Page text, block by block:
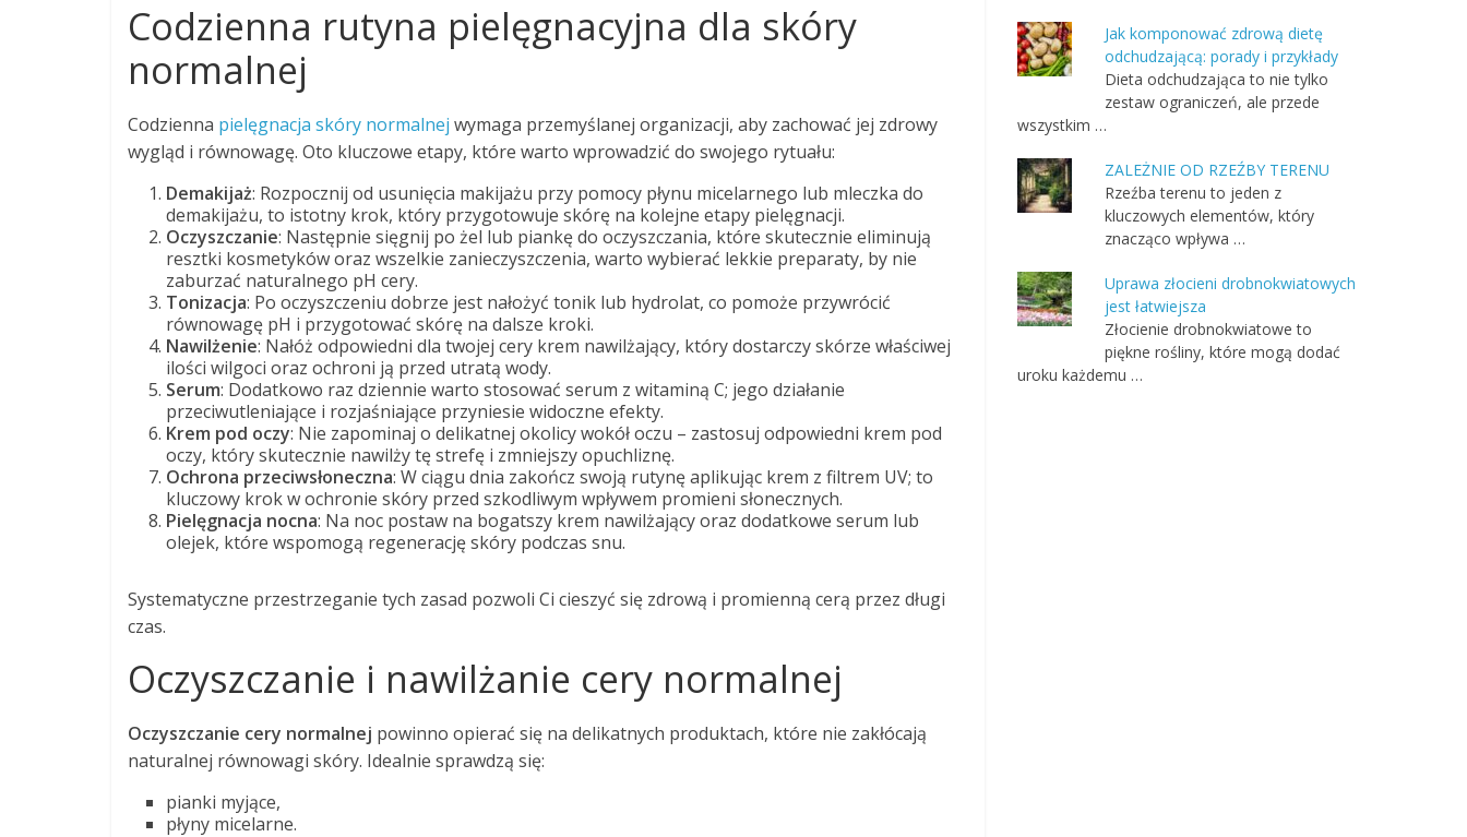
Codzienna rutyna pielęgnacyjna dla skóry
normalnej
Codzienna pielęgnacja skóry normalnej wymaga przemyślanej organizacji, aby zachować jej zdrowy
wygląd i równowagę. Oto kluczowe etapy, które warto wprowadzić do swojego rytuału:
Demakijaż: Rozpocznij od usunięcia makijażu przy pomocy płynu micelarnego lub mleczka do
demakijażu, to istotny krok, który przygotowuje skórę na kolejne etapy pielęgnacji.
Oczyszczanie: Następnie sięgnij po żel lub piankę do oczyszczania, które skutecznie eliminują
resztki kosmetyków oraz wszelkie zanieczyszczenia, warto wybierać lekkie preparaty, by nie
zaburzać naturalnego pH cery.
Tonizacja: Po oczyszczeniu dobrze jest nałożyć tonik lub hydrolat, co pomoże przywrócić
równowagę pH i przygotować skórę na dalsze kroki.
Nawilżenie: Nałóż odpowiedni dla twojej cery krem nawilżający, który dostarczy skórze właściwej
ilości wilgoci oraz ochroni ją przed utratą wody.
Serum: Dodatkowo raz dziennie warto stosować serum z witaminą C; jego działanie
przeciwutleniające i rozjaśniające przyniesie widoczne efekty.
Krem pod oczy: Nie zapominaj o delikatnej okolicy wokół oczu – zastosuj odpowiedni krem pod
oczy, który skutecznie nawilży tę strefę i zmniejszy opuchliznę.
Ochrona przeciwsłoneczna: W ciągu dnia zakończ swoją rutynę aplikując krem z filtrem UV; to
kluczowy krok w ochronie skóry przed szkodliwym wpływem promieni słonecznych.
Pielęgnacja nocna: Na noc postaw na bogatszy krem nawilżający oraz dodatkowe serum lub
olejek, które wspomogą regenerację skóry podczas snu.
Systematyczne przestrzeganie tych zasad pozwoli Ci cieszyć się zdrową i promienną cerą przez długi
czas.
Oczyszczanie i nawilżanie cery normalnej
Oczyszczanie cery normalnej powinno opierać się na delikatnych produktach, które nie zakłócają
naturalnej równowagi skóry. Idealnie sprawdzą się:
pianki myjące,
płyny micelarne.
Jak komponować zdrową dietę
odchudzającą: porady i przykłady
Dieta odchudzająca to nie tylko
zestaw ograniczeń, ale przede
wszystkim …
ZALEŻNIE OD RZEŹBY TERENU
Rzeźba terenu to jeden z
kluczowych elementów, który
znacząco wpływa …
Uprawa złocieni drobnokwiatowych
jest łatwiejsza
Złocienie drobnokwiatowe to
piękne rośliny, które mogą dodać
uroku każdemu …